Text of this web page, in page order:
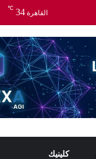
القاهرة 34
℃
كلينيك